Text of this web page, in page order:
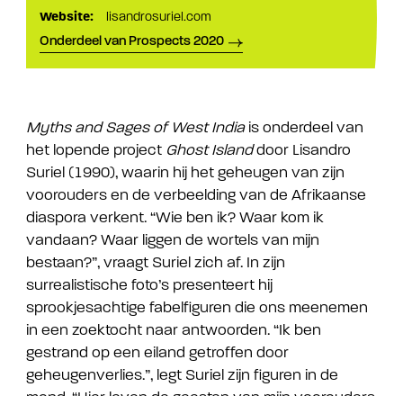
Website:
lisandrosuriel.com
Onderdeel van Prospects 2020
Myths and Sages of West Indiais onderdeel van
het lopende project Ghost Islanddoor Lisandro
Suriel (1990), waarin hij het geheugen van zijn
voorouders en de verbeelding van de Afrikaanse
diaspora verkent. “Wie ben ik? Waar kom ik
vandaan? Waar liggen de wortels van mijn
bestaan?”, vraagt Suriel zich af. In zijn
surrealistische foto’s presenteert hij
sprookjesachtige fabelfiguren die ons meenemen
in een zoektocht naar antwoorden. “Ik ben
gestrand op een eiland getroffen door
geheugenverlies.”, legt Suriel zijn figuren in de